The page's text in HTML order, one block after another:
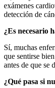
exámenes
detección de
¿Es necesario
Sí, muchas
que sentirse
antes de que se
¿Qué pasa si